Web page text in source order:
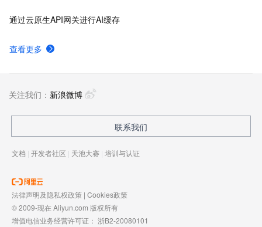
通过云原生API网关进行AI缓存
查看更多
关注我们： 新浪微博
联系我们
文档 | 开发者社区 | 天池大赛 | 培训与认证
法律声明及隐私权政策 | Cookies政策
© 2009-现在 Aliyun.com 版权所有
增值电信业务经营许可证： 浙B2-20080101